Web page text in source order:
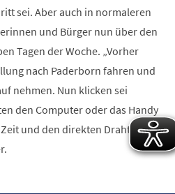
sei. Aber auch in normaleren
und Bürger nun über den
Tagen der Woche. „Vorher
nach Paderborn fahren und
nehmen. Nun klicken sei
den Computer oder das Handy
und den direkten Draht zur